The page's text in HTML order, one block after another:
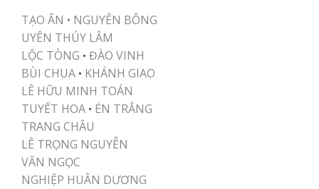
TẠO ÂN • NGUYÊN BÔNG
UYÊN THÚY LÂM
LỘC TÒNG • ĐÀO VINH
BÙI CHUA • KHÁNH GIAO
LÊ HỮU MINH TOÁN
TUYẾT HOA • ÉN TRẮNG
TRANG CHÂU
LÊ TRỌNG NGUYỄN
VĂN NGỌC
NGHIỆP HUÂN DƯƠNG